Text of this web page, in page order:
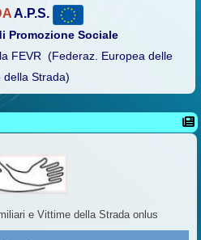
A.P.S.
Promozione Sociale
FEVR (Federaz. Europea delle
della Strada)
e Vittime della Strada onlus